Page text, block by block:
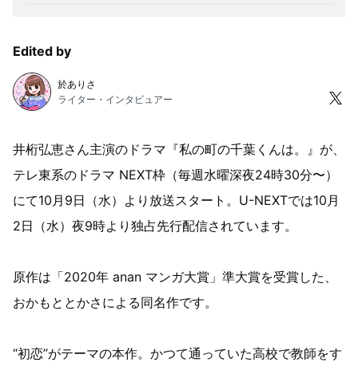
Edited by
於ありさ
ライター・インタビュアー
井桁弘恵さん主演のドラマ『私の町の千葉くんは。』が、
テレ東系のドラマ NEXT枠（毎週⽔曜深夜24時30分〜）
にて10⽉9⽇（⽔）より放送スタート。U-NEXTでは10月
2日（水）夜9時より独占先行配信されています。
原作は「2020年 anan マンガ⼤賞」準⼤賞を受賞した、
おかもととかさによる同名作です。
“初恋”がテーマの本作。かつて通っていた⾼校で教師をす